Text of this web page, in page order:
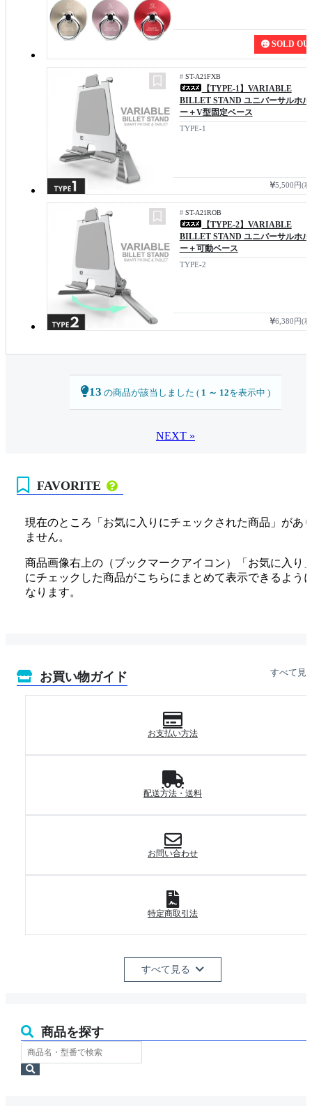
SOLD
# ST-A21FXB
【TYPE-1】VARIABLE
BILLET STAND ユニバーサルホル
ー＋V型固定ベース
TYPE-1
5,500円(
# ST-A21ROB
【TYPE-2】VARIABLE
BILLET STAND ユニバーサルホル
ー＋可動ベース
TYPE-2
6,380円(
13 の商品が該当しました ( 1 ～ 12を表示中 )
NEXT »
FAVORITE
現在のところ「お気に入りにチェックされた商品」があ
ません。
商品画像右上の（ブックマークアイコン）「お気に入り
にチェックした商品がこちらにまとめて表示できるよう
なります。
お買い物ガイド すべて見
お支払い方法
配送方法・送料
お問い合わせ
特定商取引法
すべて見る
商品を探す
ス
ト
ア
検